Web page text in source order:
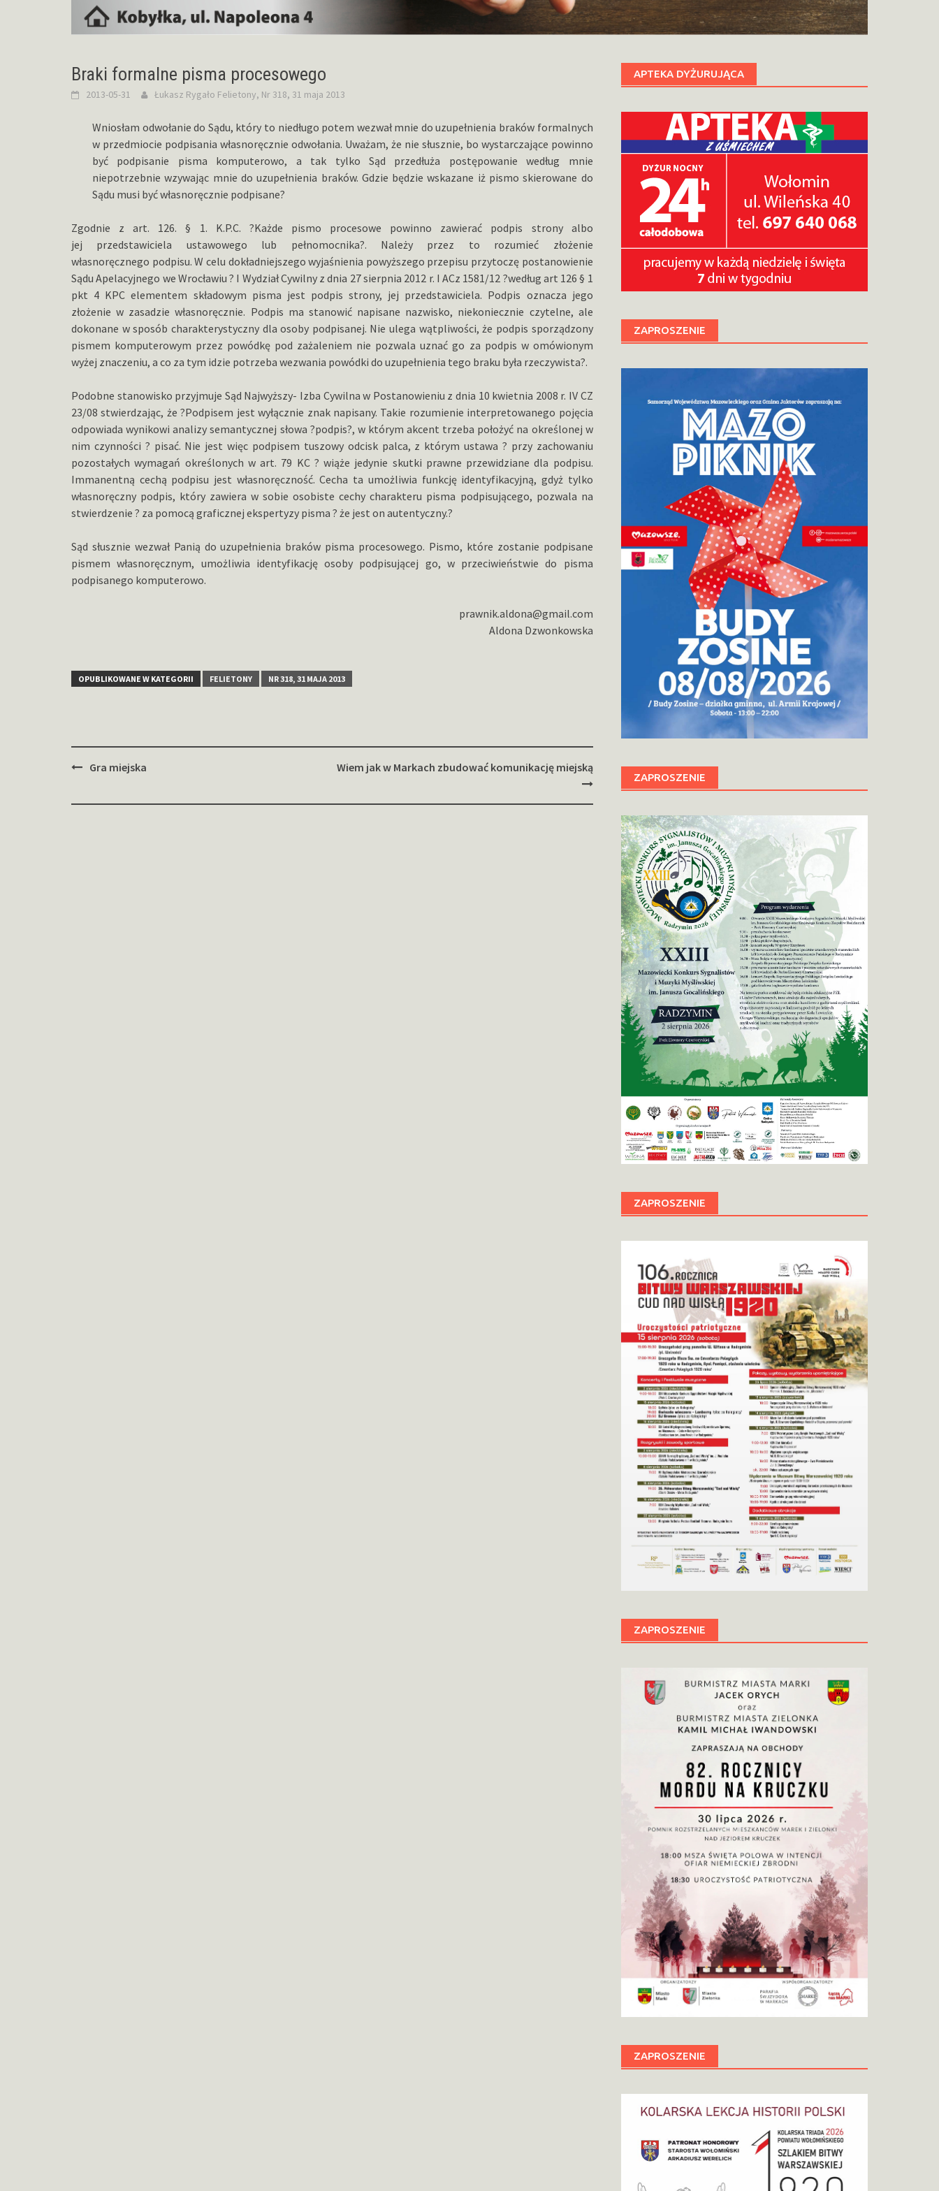
Braki formalne pisma procesowego
2013-05-31 Łukasz Rygało Felietony, Nr 318, 31 maja 2013
Wniosłam odwołanie do Sądu, który to niedługo potem wezwał mnie do uzupełnienia braków formalnych
w przedmiocie podpisania własnoręcznie odwołania. Uważam, że nie słusznie, bo wystarczające powinno
być podpisanie pisma komputerowo, a tak tylko Sąd przedłuża postępowanie według mnie
niepotrzebnie wzywając mnie do uzupełnienia braków. Gdzie będzie wskazane iż pismo skierowane do
Sądu musi być własnoręcznie podpisane?
Zgodnie z art. 126. § 1. K.P.C. ?Każde pismo procesowe powinno zawierać podpis strony albo
jej przedstawiciela ustawowego lub pełnomocnika?. Należy przez to rozumieć złożenie
własnoręcznego podpisu. W celu dokładniejszego wyjaśnienia powyższego przepisu przytoczę postanowienie
Sądu Apelacyjnego we Wrocławiu ? I Wydział Cywilny z dnia 27 sierpnia 2012 r. I ACz 1581/12 ?według art 126 § 1
pkt 4 KPC elementem składowym pisma jest podpis strony, jej przedstawiciela. Podpis oznacza jego
złożenie w zasadzie własnoręcznie. Podpis ma stanowić napisane nazwisko, niekoniecznie czytelne, ale
dokonane w sposób charakterystyczny dla osoby podpisanej. Nie ulega wątpliwości, że podpis sporządzony
pismem komputerowym przez powódkę pod zażaleniem nie pozwala uznać go za podpis w omówionym
wyżej znaczeniu, a co za tym idzie potrzeba wezwania powódki do uzupełnienia tego braku była rzeczywista?.
Podobne stanowisko przyjmuje Sąd Najwyższy- Izba Cywilna w Postanowieniu z dnia 10 kwietnia 2008 r. IV CZ
23/08 stwierdzając, że ?Podpisem jest wyłącznie znak napisany. Takie rozumienie interpretowanego pojęcia
odpowiada wynikowi analizy semantycznej słowa ?podpis?, w którym akcent trzeba położyć na określonej w
nim czynności ? pisać. Nie jest więc podpisem tuszowy odcisk palca, z którym ustawa ? przy zachowaniu
pozostałych wymagań określonych w art. 79 KC ? wiąże jedynie skutki prawne przewidziane dla podpisu.
Immanentną cechą podpisu jest własnoręczność. Cecha ta umożliwia funkcję identyfikacyjną, gdyż tylko
własnoręczny podpis, który zawiera w sobie osobiste cechy charakteru pisma podpisującego, pozwala na
stwierdzenie ? za pomocą graficznej ekspertyzy pisma ? że jest on autentyczny.?
Sąd słusznie wezwał Panią do uzupełnienia braków pisma procesowego. Pismo, które zostanie podpisane
pismem własnoręcznym, umożliwia identyfikację osoby podpisującej go, w przeciwieństwie do pisma
podpisanego komputerowo.
prawnik.aldona@gmail.com
Aldona Dzwonkowska
OPUBLIKOWANE W KATEGORII FELIETONY NR 318, 31 MAJA 2013
Zobacz
Gra miejska Wiem jak w Markach zbudować komunikację miejską
APTEKA DYŻURUJĄCA
ZAPROSZENIE
ZAPROSZENIE
ZAPROSZENIE
ZAPROSZENIE
ZAPROSZENIE